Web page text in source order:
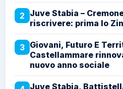
2 Juve Stabia –
riscrivere: prima lo
3 Giovani, Futuro E
Castellammare
nuovo anno sociale
Juve Stabia,